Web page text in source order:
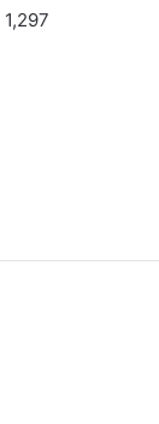
1,297